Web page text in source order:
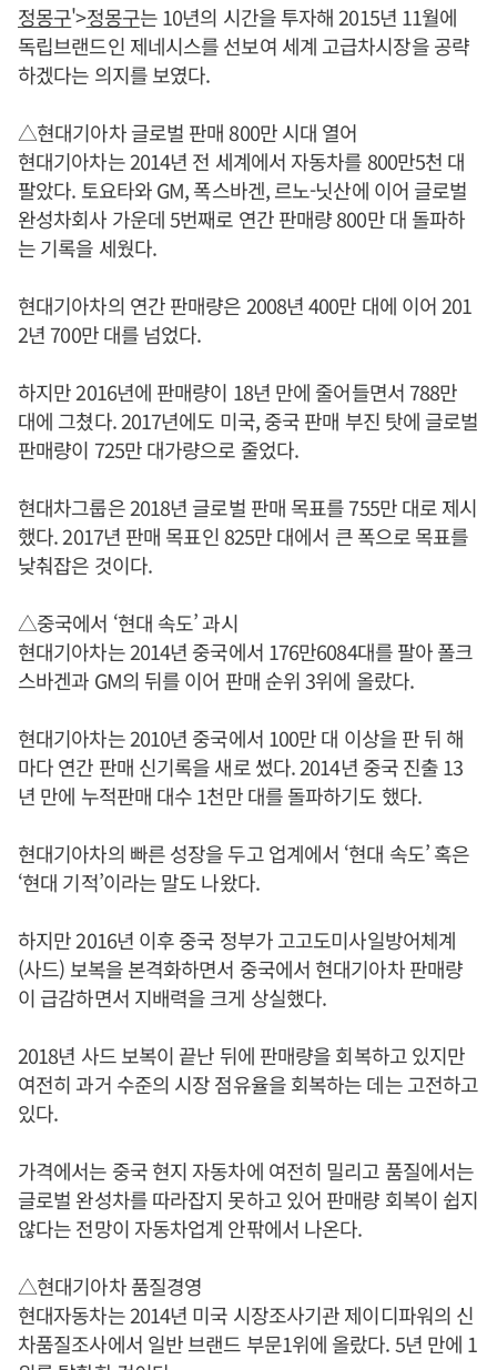
정몽구'>정몽구는 10년의 시간을 투자해 2015년 11월에
독립브랜드인 제네시스를 선보여 세계 고급차시장을 공략
하겠다는 의지를 보였다.
△현대기아차 글로벌 판매 800만 시대 열어
현대기아차는 2014년 전 세계에서 자동차를 800만5천 대
팔았다. 토요타와 GM, 폭스바겐, 르노-닛산에 이어 글로벌
완성차회사 가운데 5번째로 연간 판매량 800만 대 돌파하
는 기록을 세웠다.
현대기아차의 연간 판매량은 2008년 400만 대에 이어 201
2년 700만 대를 넘었다.
하지만 2016년에 판매량이 18년 만에 줄어들면서 788만
대에 그쳤다. 2017년에도 미국, 중국 판매 부진 탓에 글로벌
판매량이 725만 대가량으로 줄었다.
현대차그룹은 2018년 글로벌 판매 목표를 755만 대로 제시
했다. 2017년 판매 목표인 825만 대에서 큰 폭으로 목표를
낮춰잡은 것이다.
△중국에서 ‘현대 속도’ 과시
현대기아차는 2014년 중국에서 176만6084대를 팔아 폴크
스바겐과 GM의 뒤를 이어 판매 순위 3위에 올랐다.
현대기아차는 2010년 중국에서 100만 대 이상을 판 뒤 해
마다 연간 판매 신기록을 새로 썼다. 2014년 중국 진출 13
년 만에 누적판매 대수 1천만 대를 돌파하기도 했다.
현대기아차의 빠른 성장을 두고 업계에서 ‘현대 속도’ 혹은
‘현대 기적’이라는 말도 나왔다.
하지만 2016년 이후 중국 정부가 고고도미사일방어체계
(사드) 보복을 본격화하면서 중국에서 현대기아차 판매량
이 급감하면서 지배력을 크게 상실했다.
2018년 사드 보복이 끝난 뒤에 판매량을 회복하고 있지만
여전히 과거 수준의 시장 점유율을 회복하는 데는 고전하고
있다.
가격에서는 중국 현지 자동차에 여전히 밀리고 품질에서는
글로벌 완성차를 따라잡지 못하고 있어 판매량 회복이 쉽지
않다는 전망이 자동차업계 안팎에서 나온다.
△현대기아차 품질경영
현대자동차는 2014년 미국 시장조사기관 제이디파워의 신
차품질조사에서 일반 브랜드 부문1위에 올랐다. 5년 만에 1